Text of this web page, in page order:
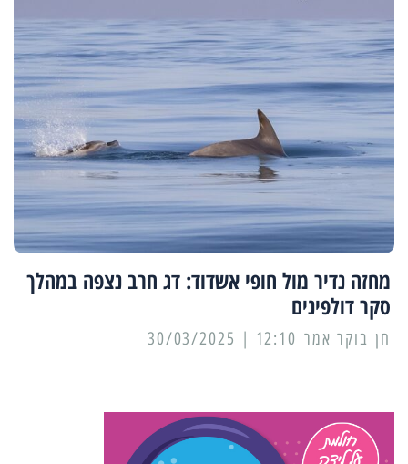
מחזה נדיר מול חופי אשדוד: דג חרב נצפה במהלך
סקר דולפינים
12:10 | 30/03/2025